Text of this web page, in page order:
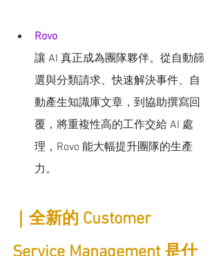
Rovo
讓 AI 真正成為團隊夥伴。從自動篩
選與分類請求、快速解決事件、自
動產生知識庫文章，到協助撰寫回
覆，將重複性高的工作交給 AI 處
理，Rovo 能大幅提升團隊的生產
力。
｜全新的 Customer